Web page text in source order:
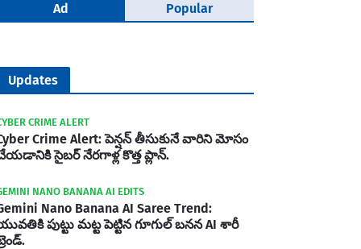
Ad Popular
Updates
CRIME ALERT
Crime Alert: పెన్షన్ తీసుకునే వారిని మోసం
సైబర్ నేరగాళ్ల కొత్త ప్లాన్.
NANO BANANA AI EDITS
Nano Banana AI Saree Trend:
పుట్టు మట్ట పెట్టిన గూగుల్ బనన AI శారీ